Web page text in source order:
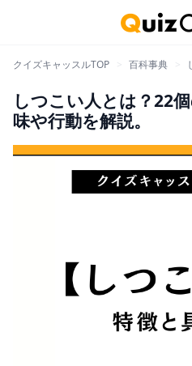
クイズキャッスルTOP 百科事典
しつこい人とは？22
味や行動を解説。